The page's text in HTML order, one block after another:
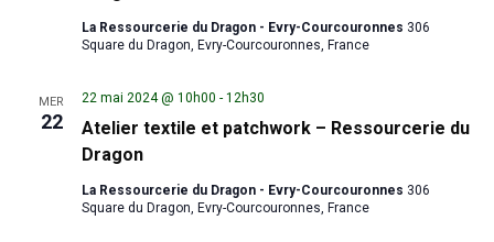
La Ressourcerie du Dragon - Evry-Courcouronnes 306
Square du Dragon, Evry-Courcouronnes, France
MER
22
Atelier textile et patchwork – Ressourcerie du
Dragon
22 mai 2024 @ 10h00 - 12h30
La Ressourcerie du Dragon - Evry-Courcouronnes 306
Square du Dragon, Evry-Courcouronnes, France